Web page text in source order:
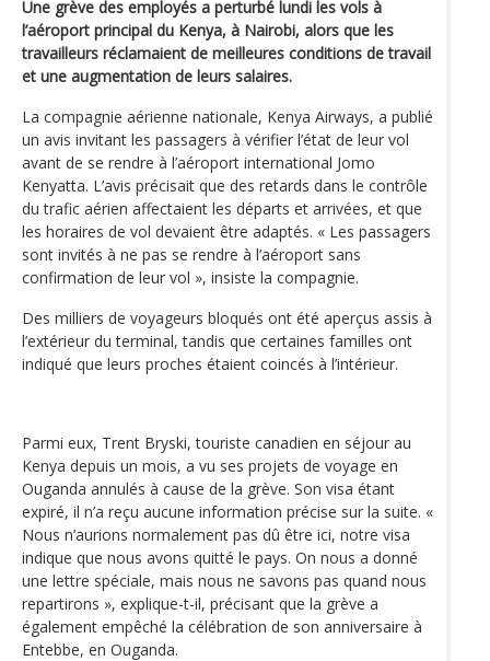
Une grève des employés a perturbé lundi les vols à
l’aéroport principal du Kenya, à Nairobi, alors que les
travailleurs réclamaient de meilleures conditions de travail
et une augmentation de leurs salaires.
La compagnie aérienne nationale, Kenya Airways, a publié
un avis invitant les passagers à vérifier l’état de leur vol
avant de se rendre à l’aéroport international Jomo
Kenyatta. L’avis précisait que des retards dans le contrôle
du trafic aérien affectaient les départs et arrivées, et que
les horaires de vol devaient être adaptés. « Les passagers
sont invités à ne pas se rendre à l’aéroport sans
confirmation de leur vol », insiste la compagnie.
Des milliers de voyageurs bloqués ont été aperçus assis à
l’extérieur du terminal, tandis que certaines familles ont
indiqué que leurs proches étaient coincés à l’intérieur.
Parmi eux, Trent Bryski, touriste canadien en séjour au
Kenya depuis un mois, a vu ses projets de voyage en
Ouganda annulés à cause de la grève. Son visa étant
expiré, il n’a reçu aucune information précise sur la suite. «
Nous n’aurions normalement pas dû être ici, notre visa
indique que nous avons quitté le pays. On nous a donné
une lettre spéciale, mais nous ne savons pas quand nous
repartirons », explique-t-il, précisant que la grève a
également empêché la célébration de son anniversaire à
Entebbe, en Ouganda.